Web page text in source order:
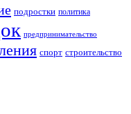
подростки политика
предпринимательство
спорт строительство